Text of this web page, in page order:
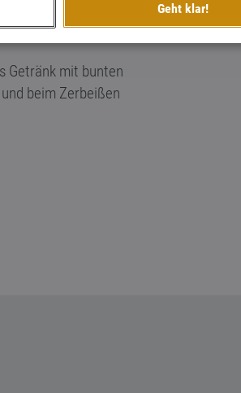
Geht klar!
Getränk mit bunten
beim Zerbeißen